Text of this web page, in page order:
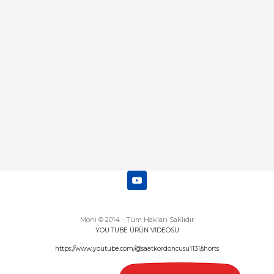
Moni © 2014 - Tüm Hakları Saklıdır
YOU TUBE ÜRÜN VİDEOSU
https://www.youtube.com/@saatkordoncusu1131/shorts